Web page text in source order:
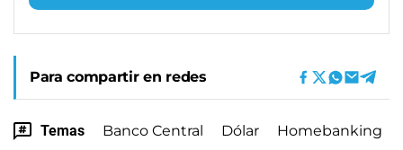
Para compartir en redes
Temas Banco Central Dólar Homebanking